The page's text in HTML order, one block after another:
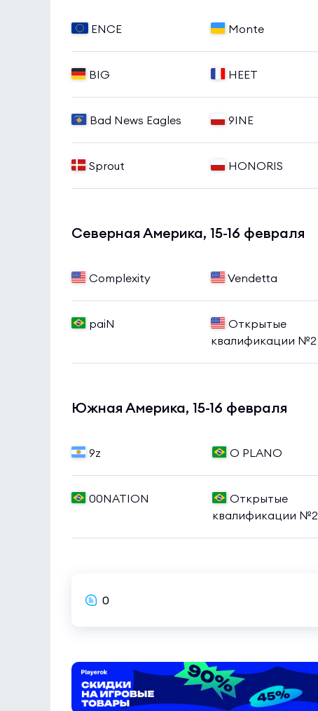
ENCE Monte
BIG HEET
Bad News Eagles 9INE
Sprout HONORIS
Северная Америка, 15-16 февраля
Complexity Vendetta
paiN
Открытые
квалификации №2
Южная Америка, 15-16 февраля
9z O PLANO
00NATION
Открытые
квалификации №2
0